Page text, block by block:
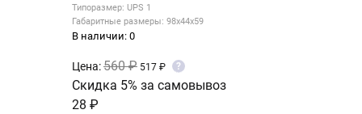
Типоразмер: UPS 1
Габаритные размеры: 98x44x59
В наличии: 0
Цена:560 ₽ 517 ₽ ?
Скидка 5% за самовывоз
28 ₽